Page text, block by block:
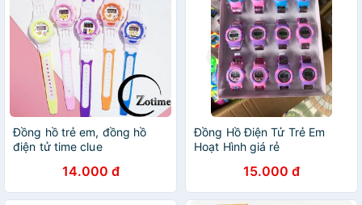
Đồng hồ trẻ em, đồng hồ
điện tử time clue
14.000 đ
Đồng Hồ Điện Tử Trẻ Em
Hoạt Hình giá rẻ
15.000 đ